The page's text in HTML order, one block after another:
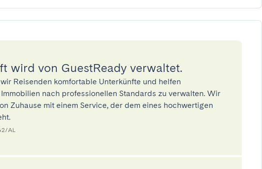
wird von GuestReady verwaltet.
Reisenden komfortable Unterkünfte und helfen
nach professionellen Standards zu verwalten. Wir
Zuhause mit einem Service, der dem eines hochwertigen
AL